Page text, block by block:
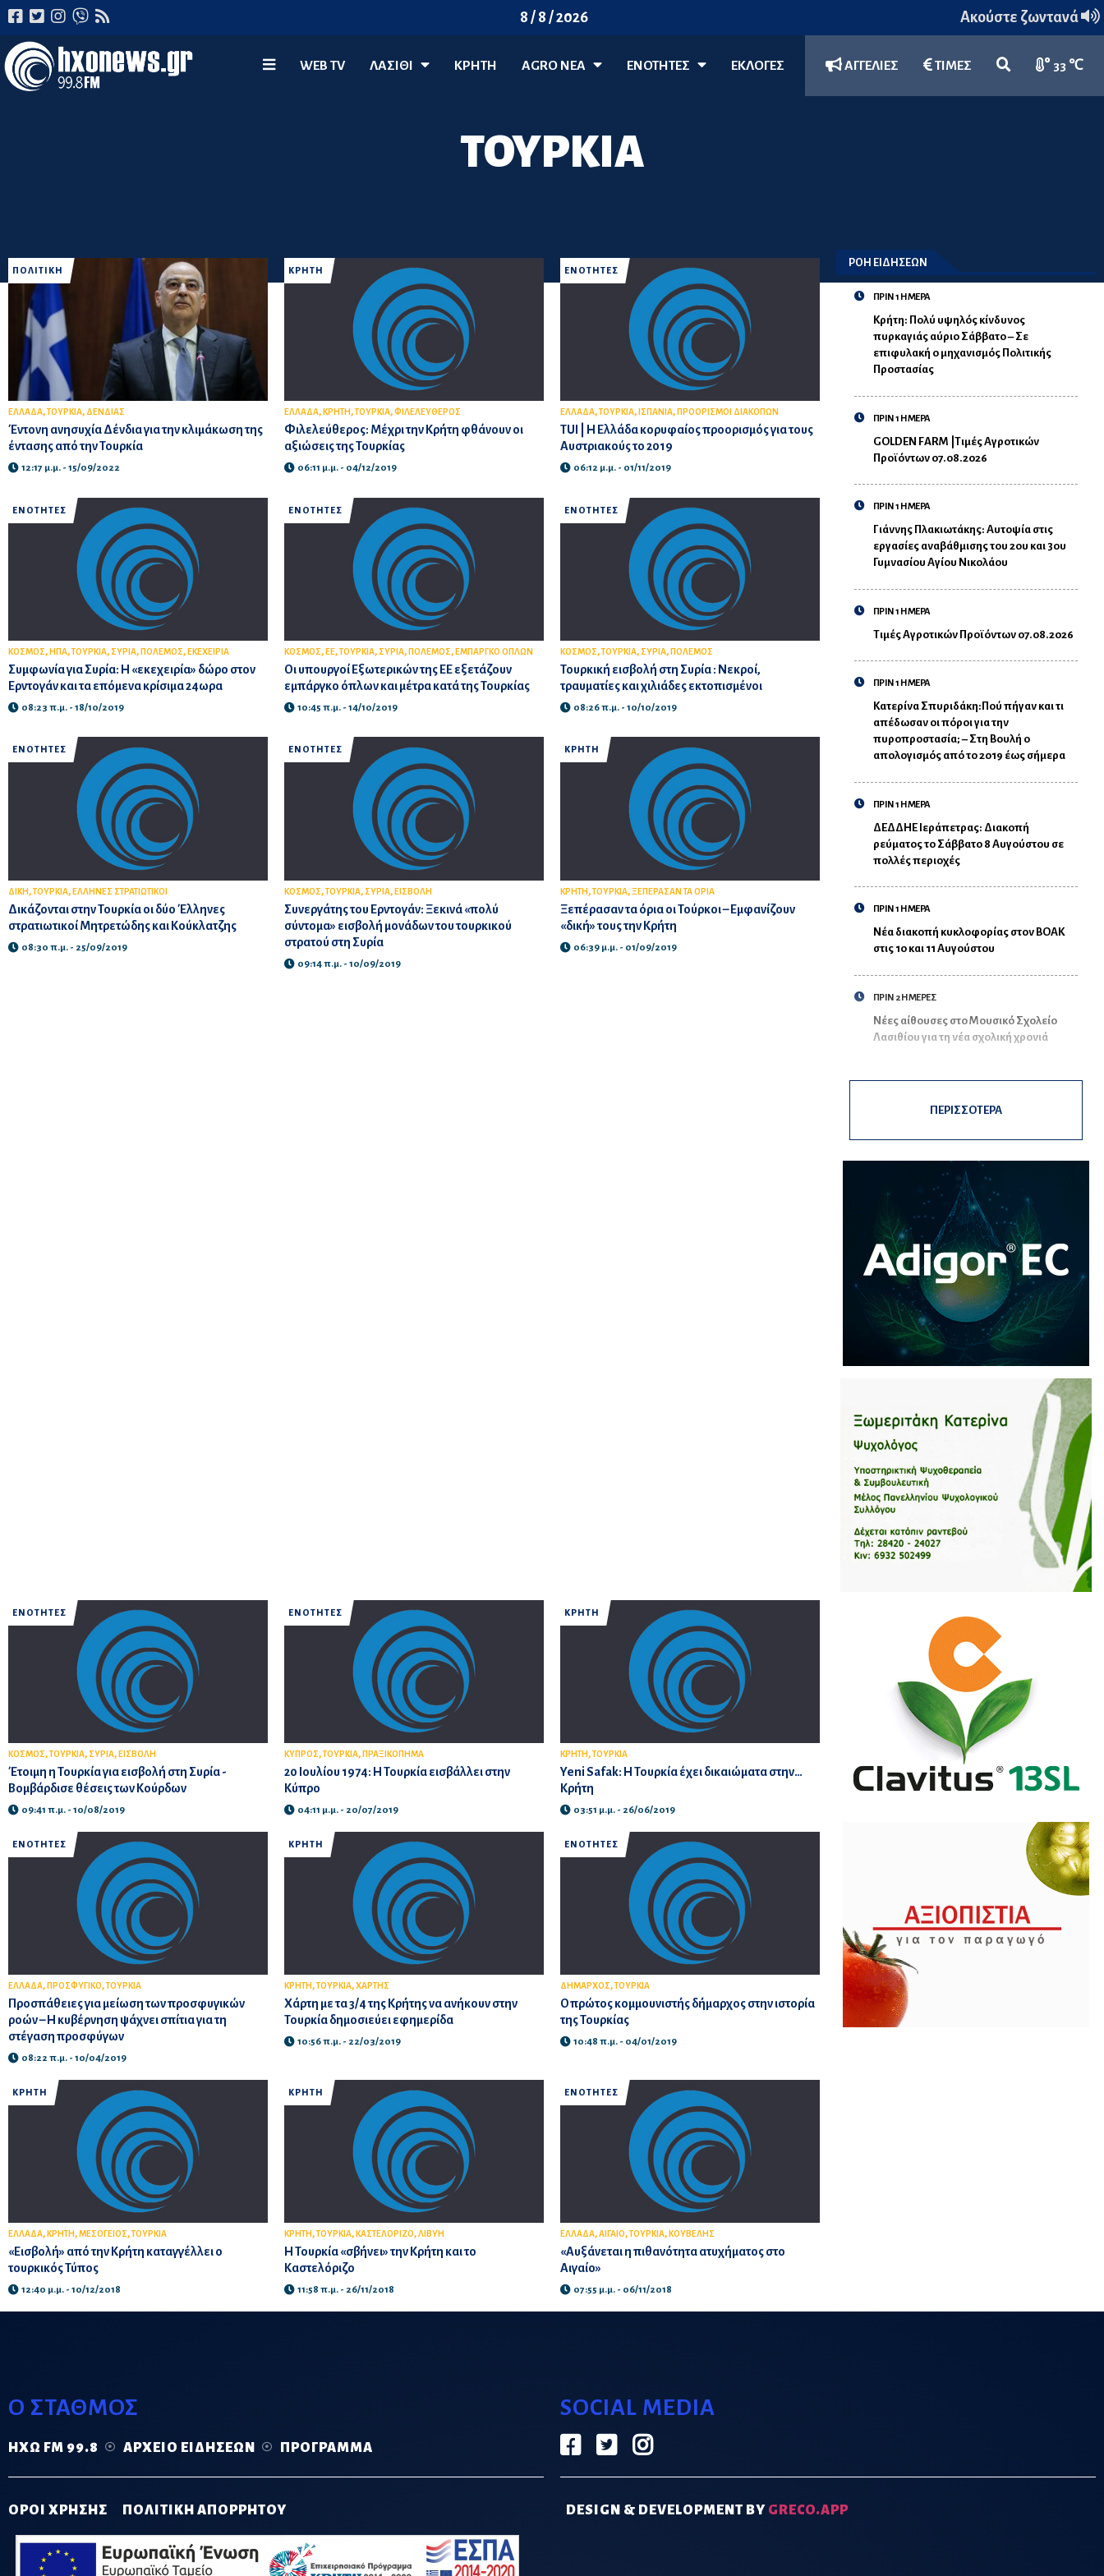
8 / 8 / 2026 Ακούστε ζωντανά
WEB TV ΛΑΣΊΘΙ ΚΡΗΤΗ AGRO ΝΈΑ ΕΝΟΤΗΤΕΣ ΕΚΛΟΓΕΣ ΑΓΓΕΛΙΕΣ ΤΙΜΕΣ 33 ℃
ΤΟΥΡΚΙΑ
ΠΟΛΙΤΙΚΗ
ΕΛΛΑΔΑ,ΤΟΥΡΚΙΑ, ΔΕΝΔΙΑΣ
Έντονη ανησυχία Δένδια για την κλιμάκωση της
έντασης από την Τουρκία
12:17 μ.μ. - 15/09/2022
ΚΡΗΤΗ
ΕΛΛΑΔΑ, ΚΡΗΤΗ,ΤΟΥΡΚΙΑ,ΦΙΛΕΛΕΥΘΕΡΟΣ
Φιλελεύθερος: Μέχρι την Κρήτη φθάνουν οι
αξιώσεις της Τουρκίας
06:11 μ.μ. - 04/12/2019
ΕΝΟΤΗΤΕΣ
ΕΛΛΑΔΑ,ΤΟΥΡΚΙΑ, ΙΣΠΑΝΙΑ, ΠΡΟΟΡΙΣΜΟΙ ΔΙΑΚΟΠΩΝ
TUI | Η Ελλάδα κορυφαίος προορισμός για τους
Αυστριακούς το 2019
06:12 μ.μ. - 01/11/2019
ΕΝΟΤΗΤΕΣ
ΚΟΣΜΟΣ, ΗΠΑ,ΤΟΥΡΚΙΑ, ΣΥΡΙΑ, ΠΟΛΕΜΟΣ, ΕΚΕΧΕΙΡΙΑ
Συμφωνία για Συρία: Η «εκεχειρία» δώρο στον
Ερντογάν και τα επόμενα κρίσιμα 24ωρα
08:23 π.μ. - 18/10/2019
ΕΝΟΤΗΤΕΣ
ΚΟΣΜΟΣ, ΕΕ,ΤΟΥΡΚΙΑ, ΣΥΡΙΑ, ΠΟΛΕΜΟΣ, ΕΜΠΑΡΓΚΟ ΟΠΛΩΝ
Oι υπουργοί Εξωτερικών της ΕΕ εξετάζουν
εμπάργκο όπλων και μέτρα κατά της Τουρκίας
10:45 π.μ. - 14/10/2019
ΕΝΟΤΗΤΕΣ
ΚΟΣΜΟΣ,ΤΟΥΡΚΙΑ, ΣΥΡΙΑ, ΠΟΛΕΜΟΣ
Τουρκική εισβολή στη Συρία : Νεκροί,
τραυματίες και χιλιάδες εκτοπισμένοι
08:26 π.μ. - 10/10/2019
ΕΝΟΤΗΤΕΣ
ΔΙΚΗ,ΤΟΥΡΚΙΑ, ΕΛΛΗΝΕΣ ΣΤΡΑΤΙΩΤΙΚΟΙ
Δικάζονται στην Τουρκία οι δύο Έλληνες
στρατιωτικοί Μητρετώδης και Κούκλατζης
08:30 π.μ. - 25/09/2019
ΕΝΟΤΗΤΕΣ
ΚΟΣΜΟΣ,ΤΟΥΡΚΙΑ, ΣΥΡΙΑ, ΕΙΣΒΟΛΗ
Συνεργάτης του Ερντογάν: Ξεκινά «πολύ
σύντομα» εισβολή μονάδων του τουρκικού
στρατού στη Συρία
09:14 π.μ. - 10/09/2019
ΚΡΗΤΗ
ΚΡΗΤΗ,ΤΟΥΡΚΙΑ,ΞΕΠΕΡΑΣΑΝ ΤΑ ΟΡΙΑ
Ξεπέρασαν τα όρια οι Τούρκοι – Εμφανίζουν
«δική» τους την Κρήτη
06:39 μ.μ. - 01/09/2019
ΡΟΗ ΕΙΔΗΣΕΩΝ
ΠΡΙΝ 1 ΗΜΕΡΑ
Κρήτη: Πολύ υψηλός κίνδυνος
πυρκαγιάς αύριο Σάββατο – Σε
επιφυλακή ο μηχανισμός Πολιτικής
Προστασίας
ΠΡΙΝ 1 ΗΜΕΡΑ
GOLDEN FARM |Τιμές Αγροτικών
Προϊόντων 07.08.2026
ΠΡΙΝ 1 ΗΜΕΡΑ
Γιάννης Πλακιωτάκης: Αυτοψία στις
εργασίες αναβάθμισης του 2ου και 3ου
Γυμνασίου Αγίου Νικολάου
ΠΡΙΝ 1 ΗΜΕΡΑ
Τιμές Αγροτικών Προϊόντων 07.08.2026
ΠΡΙΝ 1 ΗΜΕΡΑ
Κατερίνα Σπυριδάκη:Πού πήγαν και τι
απέδωσαν οι πόροι για την
πυροπροστασία; – Στη Βουλή ο
απολογισμός από το 2019 έως σήμερα
ΠΡΙΝ 1 ΗΜΕΡΑ
ΔΕΔΔΗΕ Ιεράπετρας: Διακοπή
ρεύματος το Σάββατο 8 Αυγούστου σε
πολλές περιοχές
ΠΡΙΝ 1 ΗΜΕΡΑ
Νέα διακοπή κυκλοφορίας στον ΒΟΑΚ
στις 10 και 11 Αυγούστου
ΠΡΙΝ 2 ΗΜΕΡΕΣ
Νέες αίθουσες στο Μουσικό Σχολείο
Λασιθίου για τη νέα σχολική χρονιά
ΠΕΡΙΣΣΟΤΕΡΑ
ΕΝΟΤΗΤΕΣ
ΚΟΣΜΟΣ,ΤΟΥΡΚΙΑ, ΣΥΡΙΑ, ΕΙΣΒΟΛΗ
Έτοιμη η Τουρκία για εισβολή στη Συρία -
Βομβάρδισε θέσεις των Κούρδων
09:41 π.μ. - 10/08/2019
ΕΝΟΤΗΤΕΣ
ΚΥΠΡΟΣ,ΤΟΥΡΚΙΑ, ΠΡΑΞΙΚΟΠΗΜΑ
20 Ιουλίου 1974: Η Τουρκία εισβάλλει στην
Κύπρο
04:11 μ.μ. - 20/07/2019
ΚΡΗΤΗ
ΚΡΗΤΗ,ΤΟΥΡΚΙΑ
Yeni Safak: Η Τουρκία έχει δικαιώματα στην…
Κρήτη
03:51 μ.μ. - 26/06/2019
ΕΝΟΤΗΤΕΣ
ΕΛΛΑΔΑ, ΠΡΟΣΦΥΓΙΚΟ,ΤΟΥΡΚΙΑ
Προσπάθειες για μείωση των προσφυγικών
ροών – Η κυβέρνηση ψάχνει σπίτια για τη
στέγαση προσφύγων
08:22 π.μ. - 10/04/2019
ΚΡΗΤΗ
ΚΡΗΤΗ,ΤΟΥΡΚΙΑ,ΧΑΡΤΗΣ
Χάρτη με τα 3/4 της Κρήτης να ανήκουν στην
Τουρκία δημοσιεύει εφημερίδα
10:56 π.μ. - 22/03/2019
ΕΝΟΤΗΤΕΣ
ΔΗΜΑΡΧΟΣ,ΤΟΥΡΚΙΑ
Ο πρώτος κομμουνιστής δήμαρχος στην ιστορία
της Τουρκίας
10:48 π.μ. - 04/01/2019
ΚΡΗΤΗ
ΕΛΛΑΔΑ, ΚΡΗΤΗ,ΜΕΣΟΓΕΙΟΣ,ΤΟΥΡΚΙΑ
«Εισβολή» από την Κρήτη καταγγέλλει ο
τουρκικός Τύπος
12:40 μ.μ. - 10/12/2018
ΚΡΗΤΗ
ΚΡΗΤΗ,ΤΟΥΡΚΙΑ, ΚΑΣΤΕΛΟΡΙΖΟ,ΛΙΒΥΗ
Η Τουρκία «σβήνει» την Κρήτη και το
Καστελόριζο
11:58 π.μ. - 26/11/2018
ΕΝΟΤΗΤΕΣ
ΕΛΛΑΔΑ,ΑΙΓΑΙΟ,ΤΟΥΡΚΙΑ, ΚΟΥΒΕΛΗΣ
«Αυξάνεται η πιθανότητα ατυχήματος στο
Αιγαίο»
07:55 μ.μ. - 06/11/2018
Ο ΣΤΑΘΜΟΣ
ΗΧΏ FM 99.8 ΑΡΧΕΊΟ ΕΙΔΉΣΕΩΝ ΠΡΌΓΡΑΜΜΑ
SOCIAL MEDIA
ΟΡΟΙ ΧΡΗΣΗΣ ΠΟΛΙΤΙΚΗ ΑΠΟΡΡΗΤΟΥ DESIGN & DEVELOPMENT BY GRECO.APP